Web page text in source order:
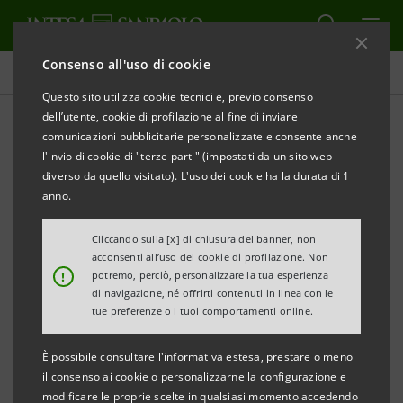
Consenso all'uso di cookie
Questo sito utilizza cookie tecnici e, previo consenso
dell’utente, cookie di profilazione al fine di inviare
comunicazioni pubblicitarie personalizzate e consente anche
l'invio di cookie di "terze parti" (impostati da un sito web
diverso da quello visitato). L'uso dei cookie ha la durata di 1
anno.
!
Cliccando sulla [x] di chiusura del banner, non
acconsenti all’uso dei cookie di profilazione. Non
potremo, perciò, personalizzare la tua esperienza
di navigazione, né offrirti contenuti in linea con le
tue preferenze o i tuoi comportamenti online.
È possibile consultare l'informativa estesa, prestare o meno
il consenso ai cookie o personalizzarne la configurazione e
modificare le proprie scelte in qualsiasi momento accedendo
Comunicati stampa
STAMPA AGGIORNA
Milano, 30 dicembre 2002
Il Gruppo IntesaBci realizza una plusvalenza di circa
70 milioni di euro dalla cessione da parte di IntesaBci
S.p.A. - ad una banca americana - di un bond emesso
dalla propria controllata lussemburghese PEI, cui è
stata ceduta la quota del 10,7 % del capitale detenuta
in ItalenergiaBis (IEB).